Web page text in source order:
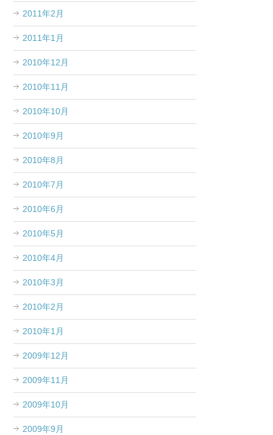
2011年2月
2011年1月
2010年12月
2010年11月
2010年10月
2010年9月
2010年8月
2010年7月
2010年6月
2010年5月
2010年4月
2010年3月
2010年2月
2010年1月
2009年12月
2009年11月
2009年10月
2009年9月